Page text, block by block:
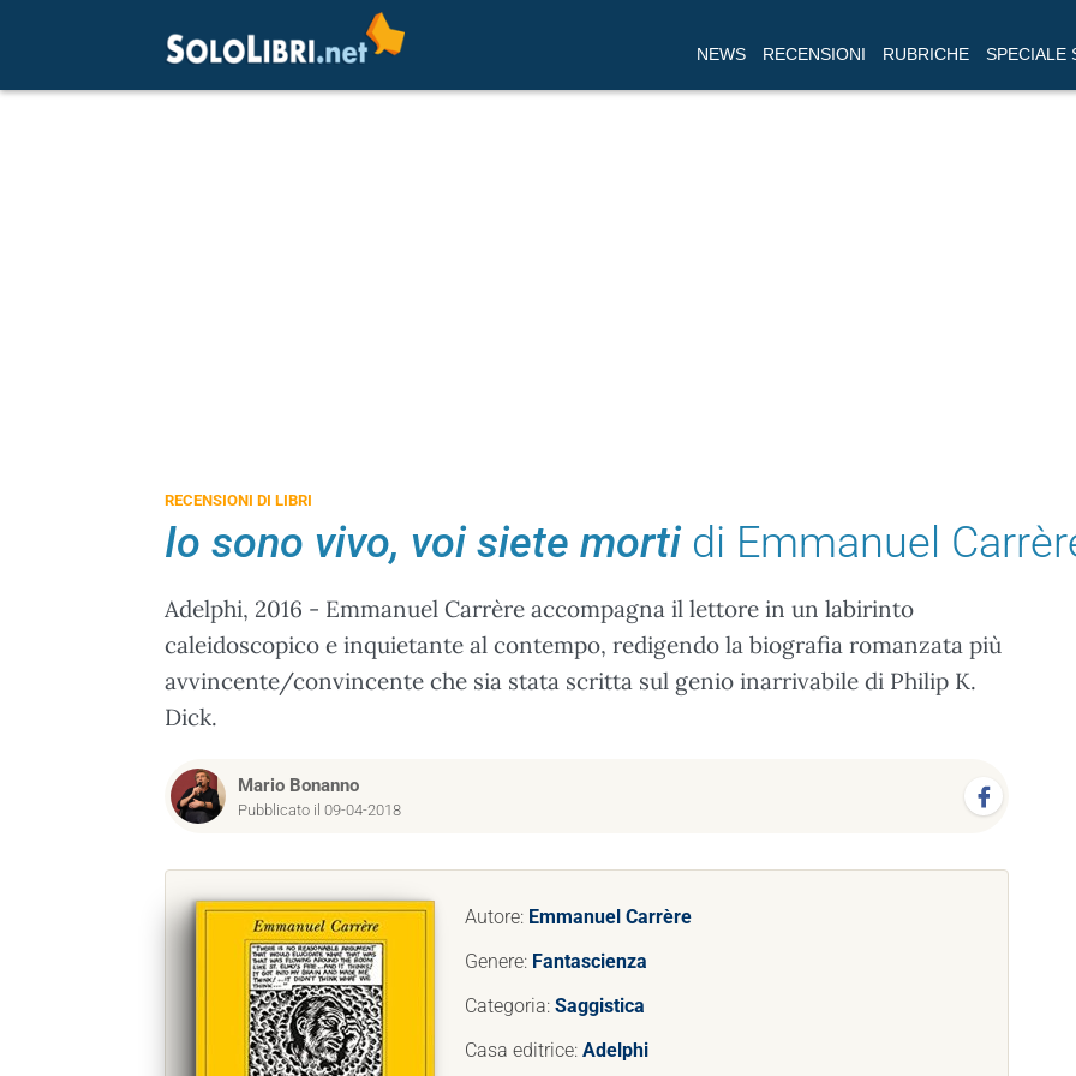
NEWS RECENSIONI RUBRICHE SPECIALE
RECENSIONI DI LIBRI
Io sono vivo, voi siete morti di Emmanuel
Adelphi, 2016 - Emmanuel Carrère accompagna il lettore in un labirinto
caleidoscopico e inquietante al contempo, redigendo la biografia romanzata più
avvincente/convincente che sia stata scritta sul genio inarrivabile di Philip K.
Dick.
Mario Bonanno
Pubblicato il 09-04-2018
Autore: Emmanuel Carrère
Genere: Fantascienza
Categoria: Saggistica
Casa editrice: Adelphi